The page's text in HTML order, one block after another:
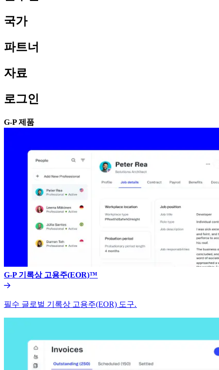
국가​​
파트너​​
자료​​
로그인​​
G-P 제품​​
G-P 기록상 고용주(EOR)™​​
필수 글로벌 기록상 고용주(EOR) 도구.​​